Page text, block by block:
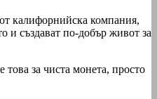
калифорнийска компания,
и създават по-добър живот за
за чиста монета, просто